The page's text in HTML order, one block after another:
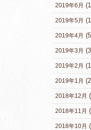
2019年6月
2019年5月
2019年4月
2019年3月
2019年2月
2019年1月
2018年12月
2018年11月
2018年10月